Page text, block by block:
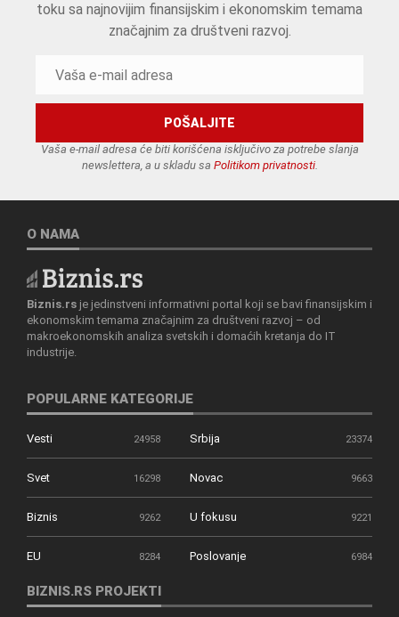
toku sa najnovijim finansijskim i ekonomskim temama
značajnim za društveni razvoj.
Vaša e-mail adresa će biti korišćena isključivo za potrebe slanja
newslettera, a u skladu sa Politikom privatnosti.
O NAMA
Biznis.rs je jedinstveni informativni portal koji se bavi finansijskim i
ekonomskim temama značajnim za društveni razvoj – od
makroekonomskih analiza svetskih i domaćih kretanja do IT
industrije.
POPULARNE KATEGORIJE
Vesti 24958 Srbija 23374
Svet 16298 Novac 9663
Biznis 9262 U fokusu 9221
EU 8284 Poslovanje 6984
BIZNIS.RS PROJEKTI